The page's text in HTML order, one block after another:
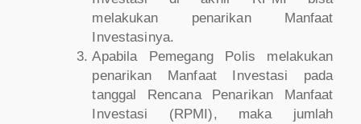
melakukan penarikan Manfaat
Investasinya.
Apabila Pemegang Polis melakukan
penarikan Manfaat Investasi pada
tanggal Rencana Penarikan Manfaat
Investasi (RPMI), maka jumlah